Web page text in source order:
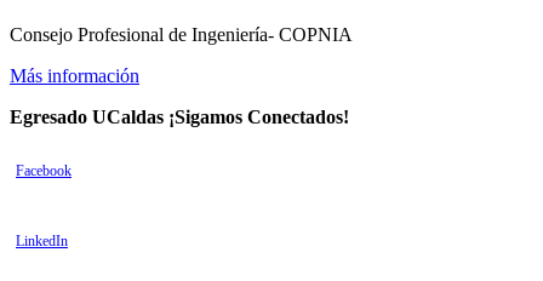
Consejo Profesional de Ingeniería- COPNIA
Más información
Egresado UCaldas ¡Sigamos Conectados!
Facebook
LinkedIn